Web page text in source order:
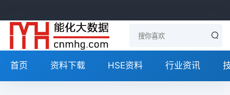
首页 资料下载 HSE资料 行业资讯